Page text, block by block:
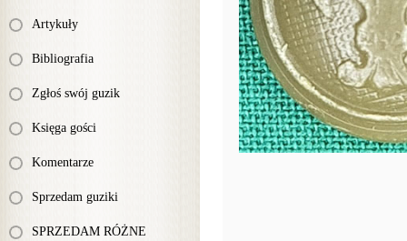
Artykuły
Bibliografia
Zgłoś swój guzik
Księga gości
Komentarze
Sprzedam guziki
SPRZEDAM RÓŻNE